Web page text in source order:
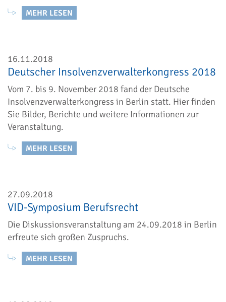
MEHR LESEN
16.11.2018
Deutscher Insolvenzverwalterkongress 2018
Vom 7. bis 9. November 2018 fand der Deutsche
Insolvenzverwalterkongress in Berlin statt. Hier finden
Sie Bilder, Berichte und weitere Informationen zur
Veranstaltung.
MEHR LESEN
27.09.2018
VID-Symposium Berufsrecht
Die Diskussionsveranstaltung am 24.09.2018 in Berlin
erfreute sich großen Zuspruchs.
MEHR LESEN